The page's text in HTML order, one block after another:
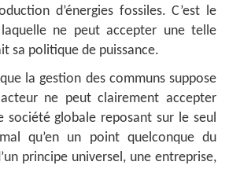
d’énergies fossiles. C’est le
ne peut accepter une telle
sa politique de puissance.
la gestion des communs suppose
ne peut clairement accepter
société globale reposant sur le seul
qu’en un point quelconque du
principe universel, une entreprise,